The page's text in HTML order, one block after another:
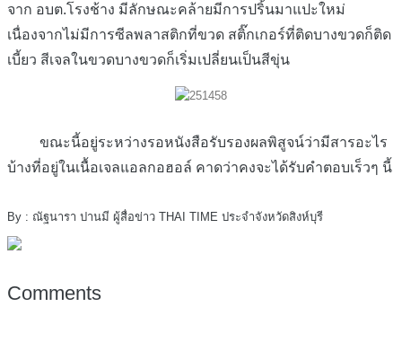
จาก อบต.โรงช้าง มีลักษณะคล้ายมีการปริ้นมาแปะใหม่
เนื่องจากไม่มีการซีลพลาสติกที่ขวด สติ๊กเกอร์ที่ติดบางขวดก็ติด
เบี้ยว สีเจลในขวดบางขวดก็เริ่มเปลี่ยนเป็นสีขุ่น
ขณะนี้อยู่ระหว่างรอหนังสือรับรองผลพิสูจน์ว่ามีสารอะไร
บ้างที่อยู่ในเนื้อเจลแอลกอฮอล์ คาดว่าคงจะได้รับคำตอบเร็วๆ นี้
By : ณัฐนารา ปานมี ผู้สื่อข่าว THAI TIME ประจำจังหวัดสิงห์บุรี
Comments